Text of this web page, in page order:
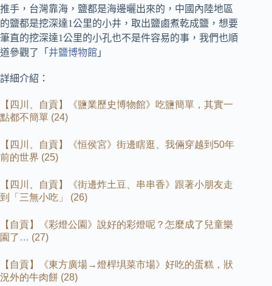
推手， 台灣靠海，鹽都是海邊曬出來的，中國內陸地區
的鹽都是挖深達1公里的小井，取出鹽鹵煮乾成鹽，想要
筆直的挖深達1公里的小孔也不是件容易的事，我們也順
道參觀了「 井鹽博物館 」
詳細介紹：
【四川、自貢】《鹽業歷史博物館》吃鹽簡單，其實一
點都不簡單 (24)
【四川、自貢】《恒侯宮》街邊瞎逛、我倆穿越到 50年
前的世界 (25)
【四川、自貢】《街邊炸土豆、串串香》跟著小朋友走
到「三無小吃」
(26)
【自貢】《彩燈公園》說好的彩燈呢？怎麼成了兒童樂
園了 … (27)
【自貢】《東方廣場→燈桿埧菜市場》好吃的蛋糕，狀
況外的牛肉餅 (28)